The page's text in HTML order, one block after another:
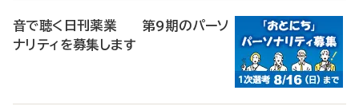
音で聴く日刊薬業 第9期のパーソ
ナリティを募集します